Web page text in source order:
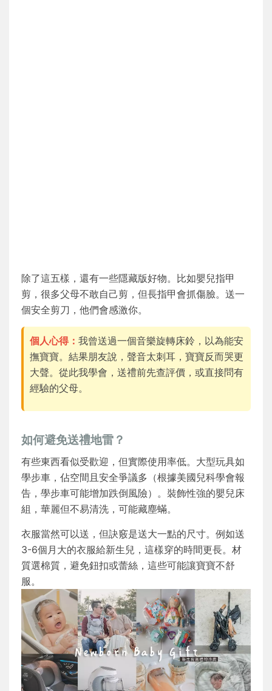
除了這五樣，還有一些隱藏版好物。比如嬰兒指甲
剪，很多父母不敢自己剪，但長指甲會抓傷臉。送一
個安全剪刀，他們會感激你。
個人心得： 我曾送過一個音樂旋轉床鈴，以為能安
撫寶寶。結果朋友說，聲音太刺耳，寶寶反而哭更
大聲。從此我學會，送禮前先查評價，或直接問有
經驗的父母。
如何避免送禮地雷？
有些東西看似受歡迎，但實際使用率低。大型玩具如
學步車，佔空間且安全爭議多（根據美國兒科學會報
告，學步車可能增加跌倒風險）。裝飾性強的嬰兒床
組，華麗但不易清洗，可能藏塵蟎。
衣服當然可以送，但訣竅是送大一點的尺寸。例如送
3-6個月大的衣服給新生兒，這樣穿的時間更長。材
質選棉質，避免鈕扣或蕾絲，這些可能讓寶寶不舒
服。